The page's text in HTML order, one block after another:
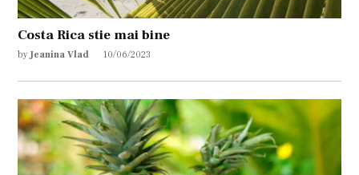
Costa Rica stie mai bine
by Jeanina Vlad 10/06/2023